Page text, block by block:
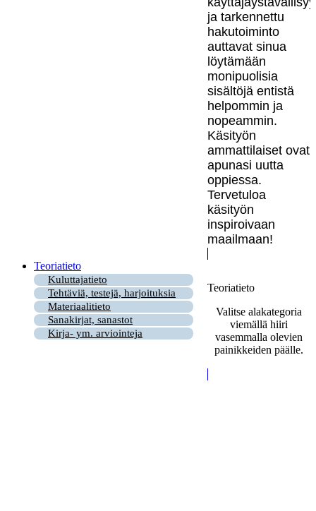
ja tarkennettu
hakutoiminto
auttavat sinua
löytämään
monipuolisia
sisältöjä entistä
helpommin ja
nopeammin.
Käsityön
ammattilaiset ovat
apunasi uutta
oppiessa.
Tervetuloa
käsityön
inspiroivaan
maailmaan!
Teoriatieto
Kuluttajatieto
Tehtäviä, testejä, harjoituksia
Materiaalitieto
Sanakirjat, sanastot
Kirja- ym. arviointeja
Teoriatieto
Valitse alakategoria
viemällä hiiri
vasemmalla olevien
painikkeiden päälle.